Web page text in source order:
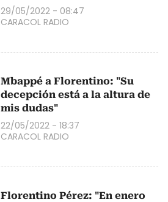
29/05/2022 - 08:47
CARACOL RADIO
Mbappé a Florentino: "Su
decepción está a la altura de
mis dudas"
22/05/2022 - 18:37
CARACOL RADIO
Florentino Pérez: "En enero